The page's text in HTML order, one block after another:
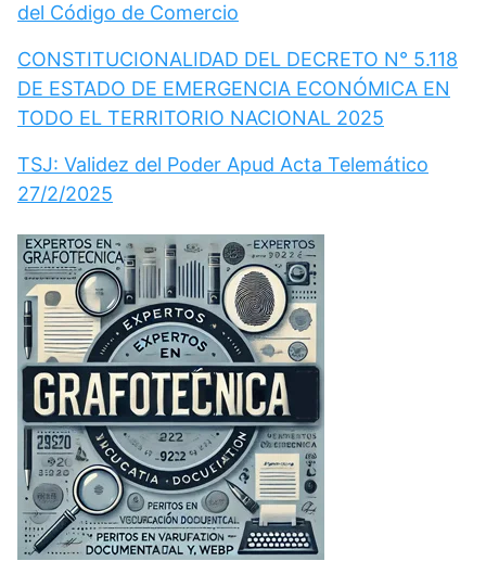
del Código de Comercio
CONSTITUCIONALIDAD DEL DECRETO N° 5.118
DE ESTADO DE EMERGENCIA ECONÓMICA EN
TODO EL TERRITORIO NACIONAL 2025
TSJ: Validez del Poder Apud Acta Telemático
27/2/2025